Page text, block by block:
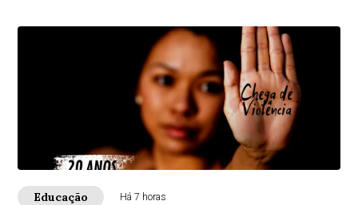
Educação Há 7 horas